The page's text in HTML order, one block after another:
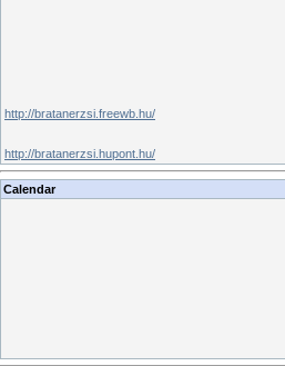
http://bratanerzsi.freewb.hu/
http://bratanerzsi.hupont.hu/
Calendar